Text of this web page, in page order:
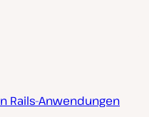
Rails-Anwendungen